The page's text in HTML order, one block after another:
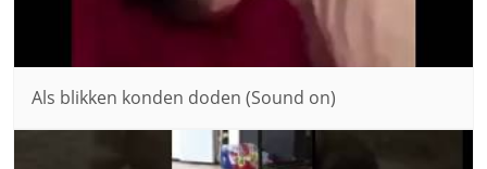
Als blikken konden doden (Sound on)